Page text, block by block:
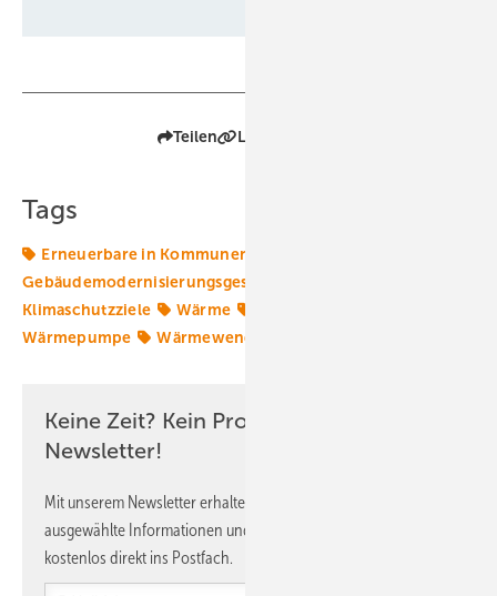
Teilen Link kopieren
Tags
Erneuerbare in Kommunen
Gebäudemodernisierungsgesetz
Klimaschutzziele
Wärme
Wärmepumpe
Wärmewende
Keine Zeit? Kein Problem mit dem ERE
Newsletter!
Mit unserem Newsletter erhalten Sie regelmäßig von uns
ausgewählte Informationen und Neuigkeiten, gebündelt und
kostenlos direkt ins Postfach.